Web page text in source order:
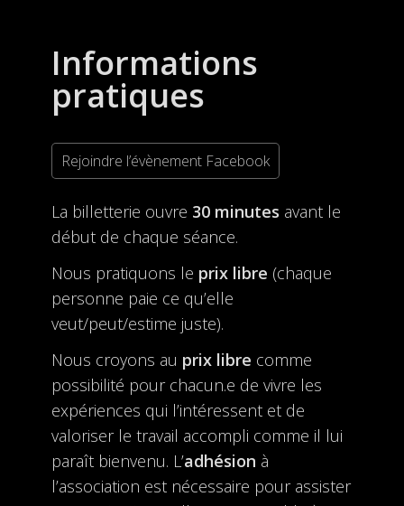
Informations
pratiques
Rejoindre l’évènement Facebook
La billetterie ouvre 30 minutes avant le
début de chaque séance.
Nous pratiquons le prix libre (chaque
personne paie ce qu’elle
veut/peut/estime juste).
Nous croyons au prix libre comme
possibilité pour chacun.e de vivre les
expériences qui l’intéressent et de
valoriser le travail accompli comme il lui
paraît bienvenu. L’adhésion à
l’association est nécessaire pour assister